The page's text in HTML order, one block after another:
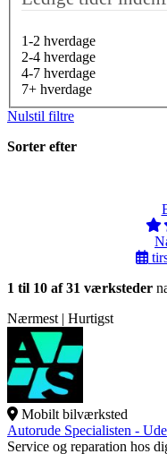
1-2 hverdage
2-4 hverdage
4-7 hverdage
7+ hverdage
Nulstil filtre
Sorter efter
1 til 10 af 31 værksteder
Nærmest | Hurtigst
Mobilt bilværksted
Autorude Specialisten -
Service og reparation hos